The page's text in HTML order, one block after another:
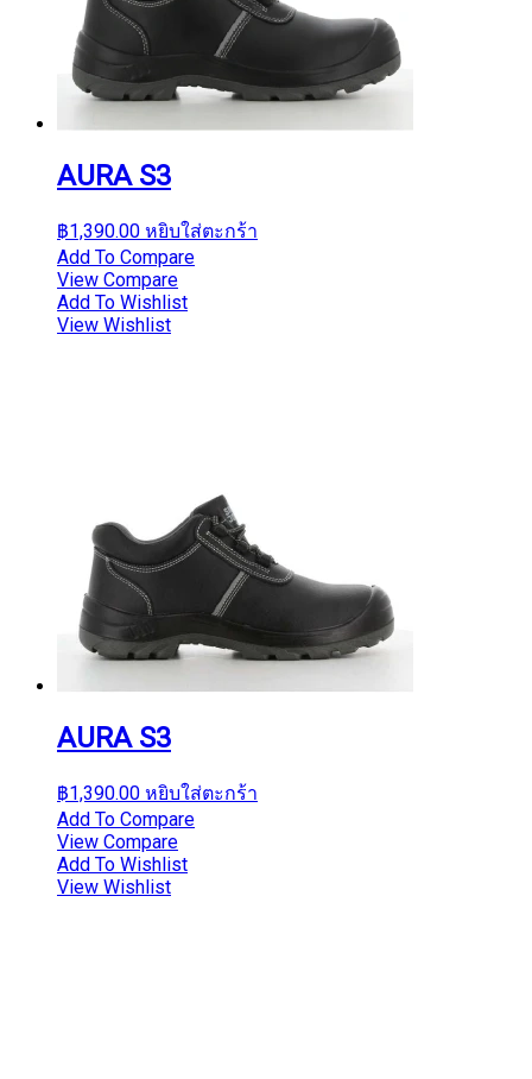
AURA S3
฿1,390.00 หยิบใส่ตะกร้า
Add To Compare
View Compare
Add To Wishlist
View Wishlist
AURA S3
฿1,390.00 หยิบใส่ตะกร้า
Add To Compare
View Compare
Add To Wishlist
View Wishlist